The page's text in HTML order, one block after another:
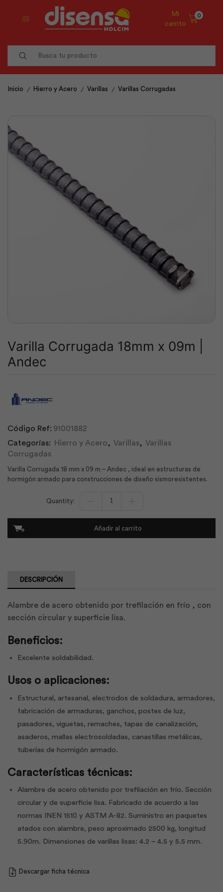
Mi
carrito
0
Inicio / Hierro y Acero / Varillas / Varillas Corrugadas
Varilla Corrugada 18mm x 09m |
Andec
Código Ref: 91001882
Categorías:
Hierro y Acero, Varillas, Varillas
Corrugadas
Varilla Corrugada 18 mm x 09 m – Andec , ideal en estructuras de
hormigón armado para construcciones de diseño sismoresistentes.
Corrugada
Añadir al carrito
DESCRIPCIÓN
Alambre de acero obtenido por trefilación en frío , con
sección circular y superficie lisa.
Beneficios:
Excelente soldabilidad.
Usos o aplicaciones:
Estructural, artesanal, electrodos de soldadura, armadores,
fabricación de armaduras, ganchos, postes de luz,
pasadores, viguetas, remaches, tapas de canalización,
asaderos, mallas electrosoldadas, canastillas metálicas,
tuberías de hormigón armado.
Características técnicas:
Alambre de acero obtenido por trefilación en frío. Sección
circular y de superficie lisa. Fabricado de acuerdo a las
normas INEN 1510 y ASTM A-82. Suministro en paquetes
atados con alambre, peso aproximado 2500 kg, longitud
5.90m. Dimensiones de varillas lisas: 4.2 – 4.5 y 5.5 mm.
Descargar ficha técnica